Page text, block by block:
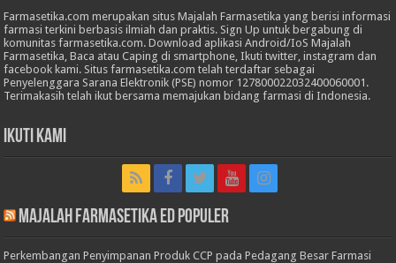
Farmasetika.com merupakan situs Majalah Farmasetika yang berisi informasi
farmasi terkini berbasis ilmiah dan praktis. Sign Up untuk bergabung di
komunitas farmasetika.com. Download aplikasi Android/IoS Majalah
Farmasetika, Baca atau Caping di smartphone, Ikuti twitter, instagram dan
facebook kami. Situs farmasetika.com telah terdaftar sebagai
Penyelenggara Sarana Elektronik (PSE) nomor 127800022032400060001.
Terimakasih telah ikut bersama memajukan bidang farmasi di Indonesia.
Ikuti Kami
Majalah Farmasetika Ed Populer
Perkembangan Penyimpanan Produk CCP pada Pedagang Besar Farmasi